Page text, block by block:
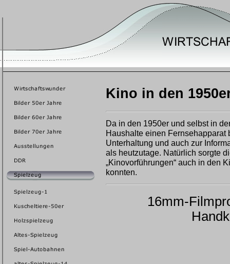
Kino in den
Da in den 1950er und selbst in
Haushalte einen
Unterhaltung und auch zur
als heutzutage. Natürlich sorgte
„Kinovorführungen“ auch in den
konnten.
16mm-